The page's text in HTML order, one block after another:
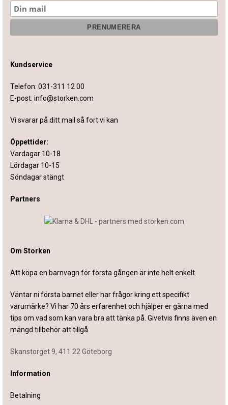
Kundservice
Telefon: 031-311 12 00
E-post: info@storken.com
Vi svarar på ditt mail så fort vi kan
Öppettider:
Vardagar 10-18
Lördagar 10-15
Söndagar stängt
Partners
Om Storken
Att köpa en barnvagn för första gången är inte helt enkelt.
Väntar ni första barnet eller har frågor kring ett specifikt
varumärke? Vi har 70 års erfarenhet och hjälper er gärna med
tips om vad som kan vara bra att tänka på. Givetvis finns även en
mängd tillbehör att tillgå.
Skanstorget 9, 411 22 Göteborg
Information
Betalning